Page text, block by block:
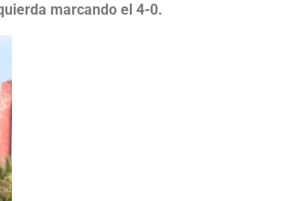
marcando el 4-0.